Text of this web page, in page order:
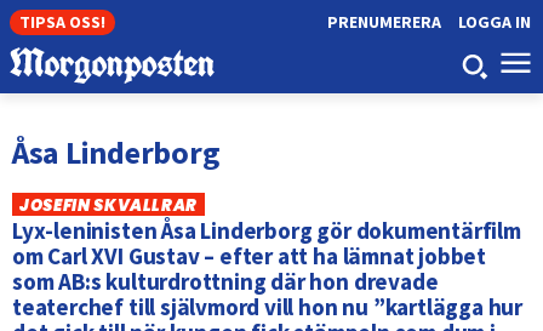
TIPSA OSS! LOGGA IN
PRENUMERERA
Åsa Linderborg
JOSEFIN SKVALLRAR
Lyx-leninisten Åsa Linderborg gör dokumentärfilm
om Carl XVI Gustav – efter att ha lämnat jobbet
som AB:s kulturdrottning där hon drevade
teaterchef till självmord vill hon nu ”kartlägga hur